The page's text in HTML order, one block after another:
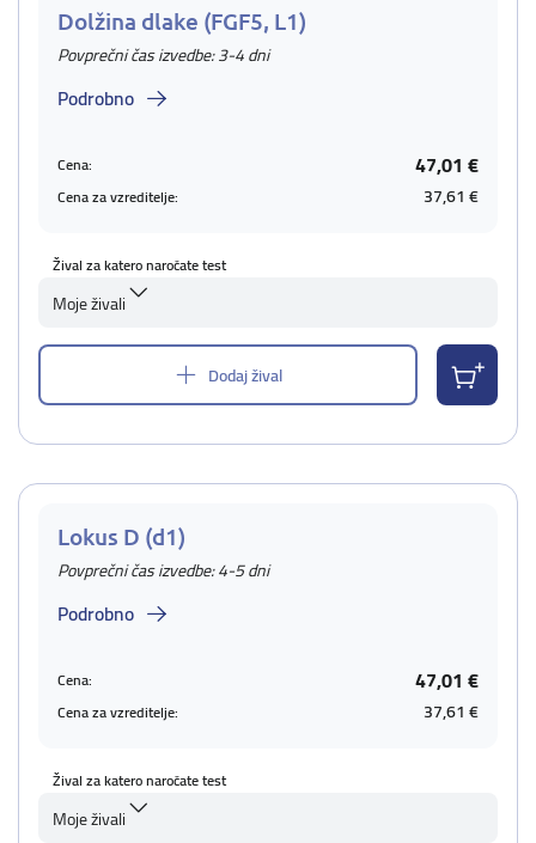
Dolžina dlake (FGF5, L1)
Povprečni čas izvedbe: 3-4 dni
Podrobno
Cena: 47,01 €
Cena za vzreditelje: 37,61 €
Žival za katero naročate test
Moje živali
Dodaj žival
Lokus D (d1)
Povprečni čas izvedbe: 4-5 dni
Podrobno
Cena: 47,01 €
Cena za vzreditelje: 37,61 €
Žival za katero naročate test
Moje živali